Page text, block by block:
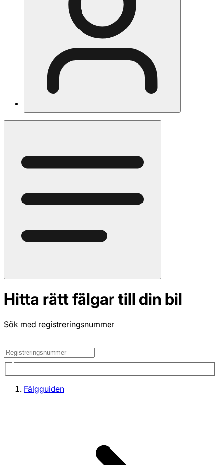
Hitta rätt fälgar till din bil
Sök med registreringsnummer
Fälgguiden